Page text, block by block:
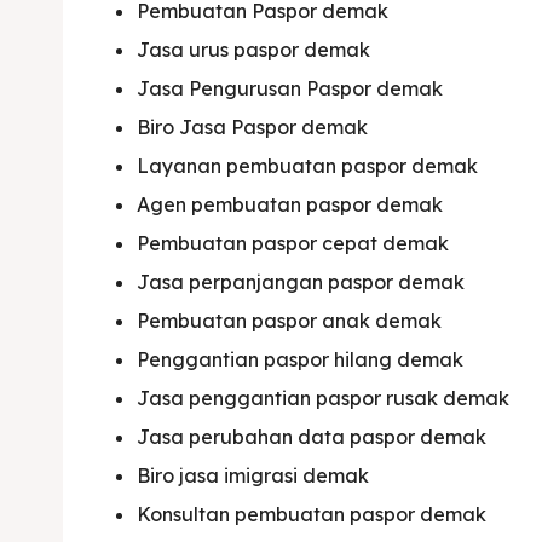
Visa
Kitas
Visa
Kitas
Pembuatan Paspor demak
Jasa urus paspor demak
Jasa Pengurusan Paspor demak
Biro Jasa Paspor demak
Layanan pembuatan paspor demak
Agen pembuatan paspor demak
Pembuatan paspor cepat demak
Jasa perpanjangan paspor demak
Pembuatan paspor anak demak
Penggantian paspor hilang demak
Jasa penggantian paspor rusak demak
Jasa perubahan data paspor demak
Biro jasa imigrasi demak
Konsultan pembuatan paspor demak